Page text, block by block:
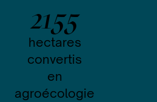
2155
hectares
convertis
en
agroécologie